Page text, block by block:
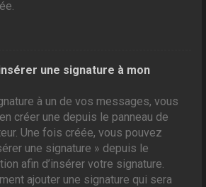
une signature à mon
à un de vos messages, vous
créer une depuis le panneau de
Une fois créée, vous pouvez
une signature » depuis le
afin d’insérer votre signature.
ajouter une signature qui sera